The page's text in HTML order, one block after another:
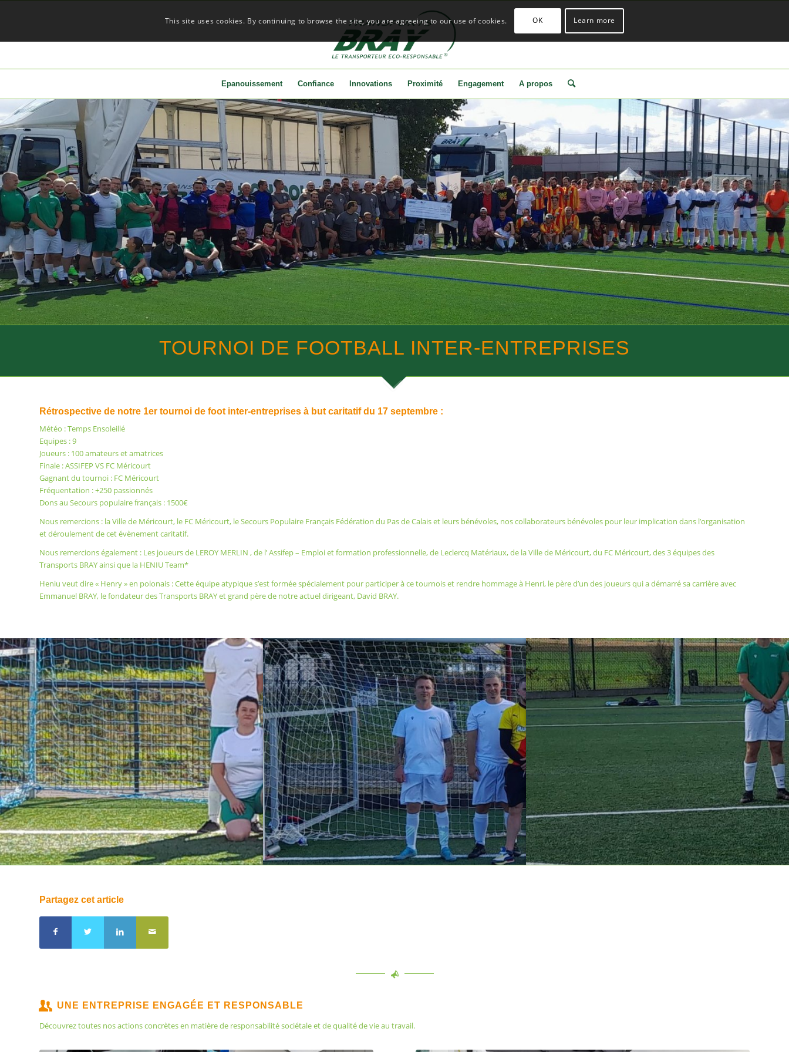
Epanouissement Confiance Innovations Proximité Engagement A propos
TOURNOI DE FOOTBALL INTER-ENTREPRISES
Rétrospective de notre 1er tournoi de foot inter-entreprises à but caritatif du 17 septembre :
Météo : Temps Ensoleillé
Equipes : 9
Joueurs : 100 amateurs et amatrices
Finale : ASSIFEP VS FC Méricourt
Gagnant du tournoi : FC Méricourt
Fréquentation : +250 passionnés
Dons au Secours populaire français : 1500€
Nous remercions : laVille de Méricourt, le FC Méricourt, leSecours Populaire Français Fédération du Pas de Calaiset leurs bénévoles, nos collaborateurs bénévoles pour leur implication dans l’organisation
et déroulement de cet évènement caritatif.
Nous remercions également : Les joueurs de LEROY MERLIN , de l’Assifep – Emploi et formation professionnelle, de Leclercq Matériaux, de la Ville de Méricourt, du FC Méricourt, des 3 équipes des
Transports BRAY ainsi que la HENIU Team*
Heniu veut dire « Henry » en polonais : Cette équipe atypique s’est formée spécialement pour participer à ce tournois et rendre hommage à Henri, le père d’un des joueurs qui a démarré sa carrière avec
Emmanuel BRAY, le fondateur des Transports BRAY et grand père de notre actuel dirigeant, David BRAY.
Partagez cet article
UNE ENTREPRISE ENGAGÉE ET RESPONSABLE
Découvrez toutes nos actions concrètes en matière de responsabilité sociétale et de qualité de vie au travail.
This site uses cookies. By continuing to browse the site, you are agreeing to our use of cookies. OK Learn more